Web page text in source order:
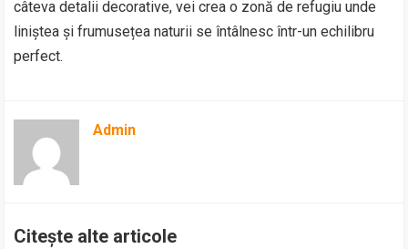
câteva detalii decorative, vei crea o zonă de refugiu unde
liniștea și frumusețea naturii se întâlnesc într-un echilibru
perfect.
Admin
Citește alte articole